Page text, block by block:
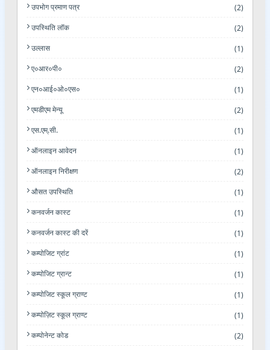
उपभोग प्रमाण पत्र
(2)
उपस्थिति लॉक
(2)
उल्लास
(1)
ए०आर०पी०
(2)
एन०आई०ओ०एस०
(1)
एमडीएम मेन्यू
(2)
एस.एम्.सी.
(1)
ऑनलाइन आवेदन
(1)
ऑनलाइन निरीक्षण
(2)
औसत उपस्थिति
(1)
कनवर्जन कास्ट
(1)
कनवर्जन कास्ट की दरें
(1)
कम्पोजिट ग्रांट
(1)
कम्पोजिट ग्रान्ट
(1)
कम्पोजिट स्कूल ग्राण्ट
(1)
कम्पोज़िट स्कूल ग्राण्ट
(1)
कम्पोनेन्ट कोड
(2)